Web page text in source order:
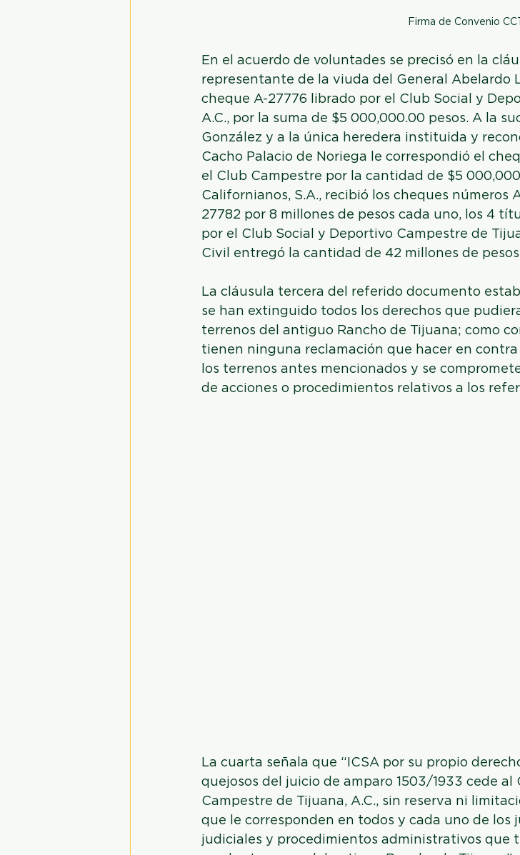
Firma de Convenio CCT
En el acuerdo de voluntades se precisó en la
representante de la viuda del General Abelardo
cheque A-27776 librado por el Club Social y
A.C., por la suma de $5 000,000.00 pesos. A la
González y a la única heredera instituida y
Cacho Palacio de Noriega le correspondió el
el Club Campestre por la cantidad de $5
Californianos, S.A., recibió los cheques números
27782 por 8 millones de pesos cada uno, los 4
por el Club Social y Deportivo Campestre de
Civil entregó la cantidad de 42 millones de
La cláusula tercera del referido documento
se han extinguido todos los derechos que
terrenos del antiguo Rancho de Tijuana; como
tienen ninguna reclamación que hacer en
los terrenos antes mencionados y se
de acciones o procedimientos relativos a los
La cuarta señala que “ICSA por su propio
quejosos del juicio de amparo 1503/1933 cede al
Campestre de Tijuana, A.C., sin reserva ni
que le corresponden en todos y cada uno de los
judiciales y procedimientos administrativos que